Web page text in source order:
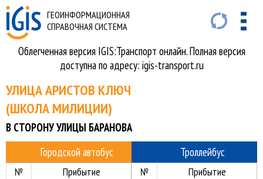
ГЕОИНФОРМАЦИОННАЯ
СПРАВОЧНАЯ СИСТЕМА
Облегченная версия IGIS:Транспорт онлайн. Полная версия
доступна по адресу: igis-transport.ru
УЛИЦА АРИСТОВ КЛЮЧ
(ШКОЛА МИЛИЦИИ)
В СТОРОНУ УЛИЦЫ БАРАНОВА
Городской автобус
№
Прибытие
Троллейбус
№
Прибытие